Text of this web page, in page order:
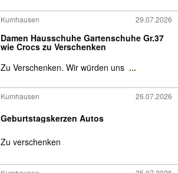
Kumhausen 29.07.2026
Damen Hausschuhe Gartenschuhe Gr.37
wie Crocs zu Verschenken
Zu Verschenken. Wir würden uns ...
Kumhausen 26.07.2026
Geburtstagskerzen Autos
Zu verschenken